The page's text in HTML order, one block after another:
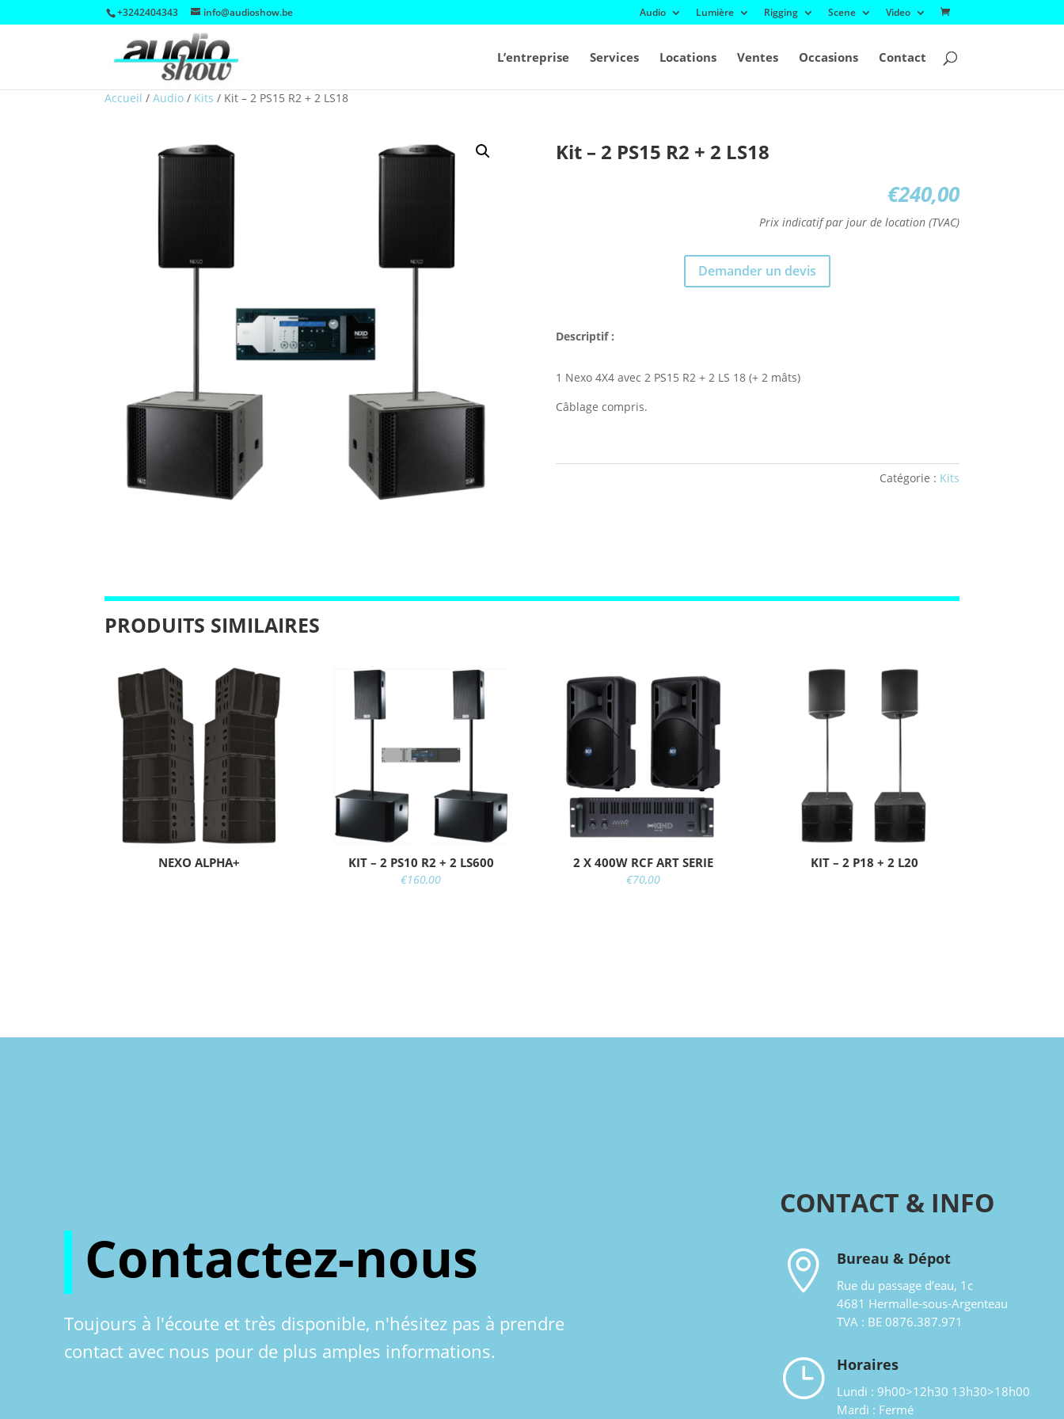
+3242404343 info@audioshow.be Audio Lumière Rigging Scene Video
L’entreprise Services Locations Ventes Occasions Contact
Accueil / Audio / Kits / Kit – 2 PS15 R2 + 2 LS18
Kit – 2 PS15 R2 + 2 LS18
€240,00
Prix indicatif par jour de location (TVAC)
Demander un devis
Descriptif :
1 Nexo 4X4 avec 2 PS15 R2 + 2 LS 18 (+ 2 mâts)
Câblage compris.
Catégorie : Kits
PRODUITS SIMILAIRES
NEXO ALPHA+ KIT – 2 PS10 R2 + 2 LS600
€160,00
2 X 400W RCF ART SERIE
€70,00
KIT – 2 P18 + 2 L20
Contactez-nous
Toujours à l'écoute et très disponible, n'hésitez pas à prendre
contact avec nous pour de plus amples informations.
CONTACT & INFO
 Bureau & Dépot
Rue du passage d’eau, 1c
4681 Hermalle-sous-Argenteau
TVA : BE 0876.387.971
} Horaires
Lundi : 9h00>12h30 13h30>18h00
Mardi : Fermé